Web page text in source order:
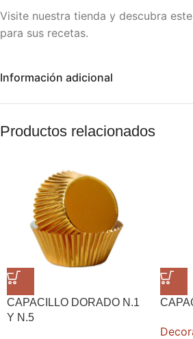
Visite nuestra tienda y descubra
para sus recetas.
Información adicional
Productos relacionados
CAPACILLO DORADO N.1
Y N.5